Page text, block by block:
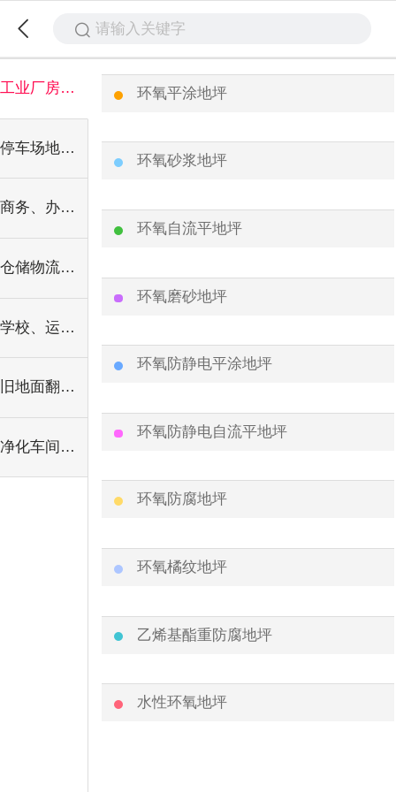
请输入关键字
工业厂房地坪系列
停车场地坪系列
商务、办公、装饰地坪系列
仓储物流地坪系列
学校、运动场、康体设施系列
旧地面翻新工程系列
净化车间系列
环氧平涂地坪
环氧砂浆地坪
环氧自流平地坪
环氧磨砂地坪
环氧防静电平涂地坪
环氧防静电自流平地坪
环氧防腐地坪
环氧橘纹地坪
乙烯基酯重防腐地坪
水性环氧地坪